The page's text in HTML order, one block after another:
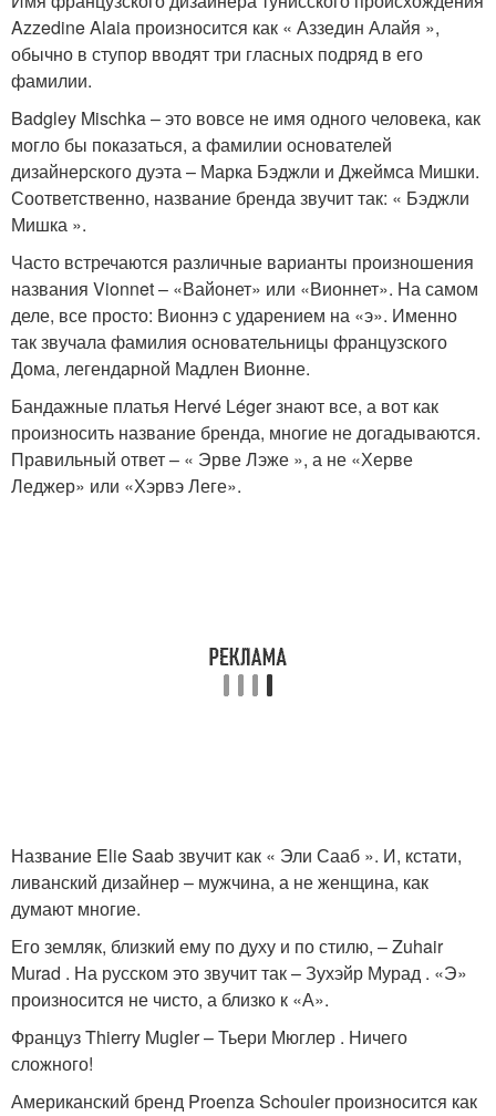
Azzedine Alaia произносится как « Аззедин Алайя »,
обычно в ступор вводят три гласных подряд в его
фамилии.
Badgley Mischka – это вовсе не имя одного человека, как
могло бы показаться, а фамилии основателей
дизайнерского дуэта – Марка Бэджли и Джеймса Мишки.
Соответственно, название бренда звучит так: « Бэджли
Мишка ».
Часто встречаются различные варианты произношения
названия Vionnet – «Вайонет» или «Вионнет». На самом
деле, все просто: Вионнэ с ударением на «э». Именно
так звучала фамилия основательницы французского
Дома, легендарной Мадлен Вионне.
Бандажные платья Hervé Léger знают все, а вот как
произносить название бренда, многие не догадываются.
Правильный ответ – « Эрве Лэже », а не «Херве
Леджер» или «Хэрвэ Леге».
Название Elie Saab звучит как « Эли Сааб ». И, кстати,
ливанский дизайнер – мужчина, а не женщина, как
думают многие.
Его земляк, близкий ему по духу и по стилю, – Zuhair
Murad . На русском это звучит так – Зухэйр Мурад . «Э»
произносится не чисто, а близко к «А».
Француз Thierry Mugler – Тьери Мюглер . Ничего
сложного!
Американский бренд Proenza Schouler произносится как